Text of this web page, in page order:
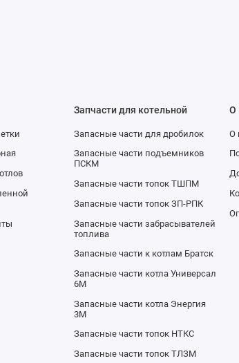
не представляется возможной.
наибольшее избыточное давление
номинальное давление, необходимо
документально. Иными словами,
арматуры отработать заявленный срок в
различные виды запорной арматуры для
сайте запорная арматура обладает высокой
работе даже в самых сложных условиях.
при выборе запорной арматуры, Вы
Запчасти для котельной
Запасные части для дробилок
Запасные части подъемников
ПСКМ
Запасные части топок ТШПМ
Запасные части топок ЗП-РПК
Запасные части забрасывателей
топлива
Запасные части к котлам Братск
Запасные части котла Универсал
6М
Запасные части котла Энергия
3М
Запасные части топок НТКС
Запасные части топок ТЛЗМ
О
О